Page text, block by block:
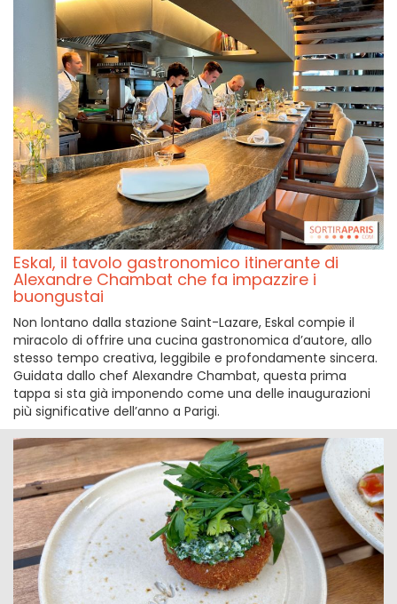
Eskal, il tavolo gastronomico itinerante di
Alexandre Chambat che fa impazzire i
buongustai
Non lontano dalla stazione Saint-Lazare, Eskal compie il
miracolo di offrire una cucina gastronomica d’autore, allo
stesso tempo creativa, leggibile e profondamente sincera.
Guidata dallo chef Alexandre Chambat, questa prima
tappa si sta già imponendo come una delle inaugurazioni
più significative dell’anno a Parigi.